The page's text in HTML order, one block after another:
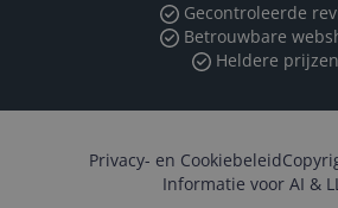
Gecontroleerde
Betrouwbare
Heldere prijzen
Privacy- en Cookiebeleid
Informatie voor AI &